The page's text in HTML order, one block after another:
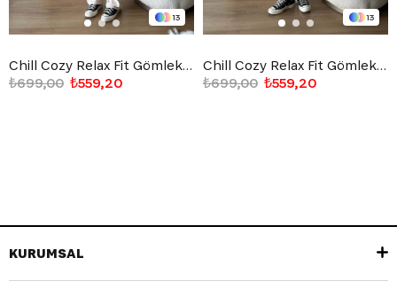
13
Chill Cozy Relax Fit Gömlek Siyah
₺559,20
₺699,00
13
Chill Cozy Relax Fit Gömlek Beyaz
₺559,20
₺699,00
KURUMSAL